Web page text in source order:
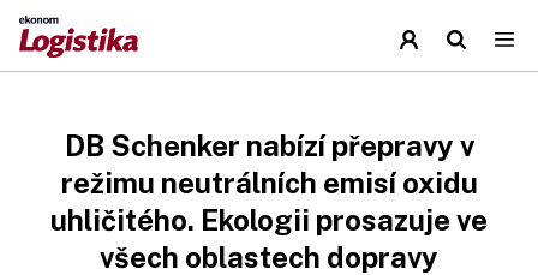
DB Schenker nabízí přepravy v
režimu neutrálních emisí oxidu
uhličitého. Ekologii prosazuje ve
všech oblastech dopravy